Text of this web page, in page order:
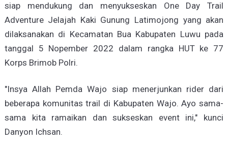
siap mendukung dan menyukseskan One Day Trail
Adventure Jelajah Kaki Gunung Latimojong yang akan
dilaksanakan di Kecamatan Bua Kabupaten Luwu pada
tanggal 5 Nopember 2022 dalam rangka HUT ke 77
Korps Brimob Polri.
"Insya Allah Pemda Wajo siap menerjunkan rider dari
beberapa komunitas trail di Kabupaten Wajo. Ayo sama-
sama kita ramaikan dan sukseskan event ini," kunci
Danyon Ichsan.